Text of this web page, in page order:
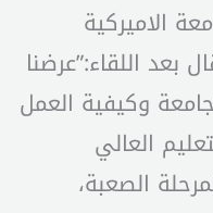
الاميركية
بعد اللقاء:”عرضنا
وكيفية العمل
العالي
الصعبة،